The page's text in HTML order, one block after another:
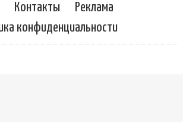
Контакты
Реклама
конфиденциальности